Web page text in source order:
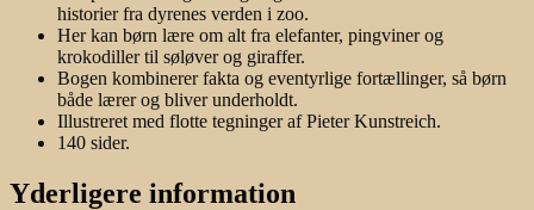
historier fra dyrenes verden i zoo.
Her kan børn lære om alt fra elefanter, pingviner og
krokodiller til søløver og giraffer.
Bogen kombinerer fakta og eventyrlige fortællinger, så børn
både lærer og bliver underholdt.
Illustreret med flotte tegninger af Pieter Kunstreich.
140 sider.
Yderligere information